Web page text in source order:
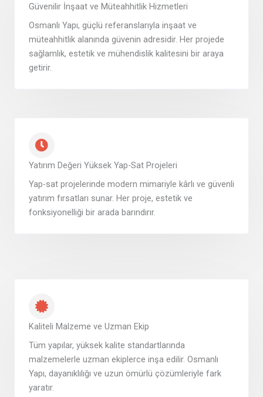
Güvenilir İnşaat ve Müteahhitlik Hizmetleri
Osmanlı Yapı, güçlü referanslarıyla inşaat ve
müteahhitlik alanında güvenin adresidir. Her projede
sağlamlık, estetik ve mühendislik kalitesini bir araya
getirir.
Yatırım Değeri Yüksek Yap-Sat Projeleri
Yap-sat projelerinde modern mimariyle kârlı ve güvenli
yatırım fırsatları sunar. Her proje, estetik ve
fonksiyonelliği bir arada barındırır.
Kaliteli Malzeme ve Uzman Ekip
Tüm yapılar, yüksek kalite standartlarında
malzemelerle uzman ekiplerce inşa edilir. Osmanlı
Yapı, dayanıklılığı ve uzun ömürlü çözümleriyle fark
yaratır.